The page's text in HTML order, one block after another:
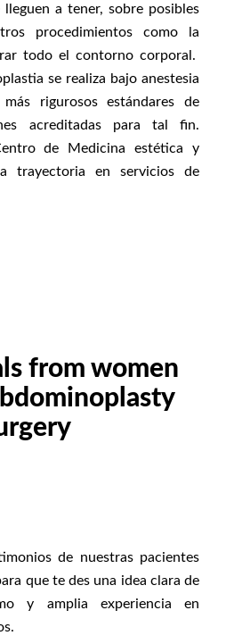
a tener, sobre posibles
procedimientos como la
todo el contorno corporal.
se realiza bajo anestesia
rigurosos estándares de
acreditadas para tal fin.
de Medicina estética y
trayectoria en servicios de
from women
de nuestras pacientes
que te des una idea clara de
y amplia experiencia en